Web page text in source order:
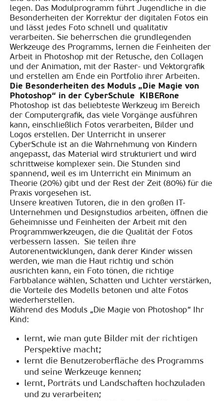
legen. Das Modulprogramm führt Jugendliche in die
Besonderheiten der Korrektur der digitalen Fotos ein
und lässt jedes Foto schnell und qualitativ
verarbeiten. Sie beherrschen die grundlegenden
Werkzeuge des Programms, lernen die Feinheiten der
Arbeit in Photoshop mit der Retusche, den Collagen
und der Animation, mit der Raster- und Vektorgrafik
und erstellen am Ende ein Portfolio ihrer Arbeiten.
Die Besonderheiten des Moduls „Die Magie von
Photoshop“ in der CyberSchule KIBERone
Photoshop ist das beliebteste Werkzeug im Bereich
der Computergrafik, das viele Vorgänge ausführen
kann, einschließlich Fotos verarbeiten, Bilder und
Logos erstellen. Der Unterricht in unserer
CyberSchule ist an die Wahrnehmung von Kindern
angepasst, das Material wird strukturiert und wird
schrittweise komplexer sein. Die Stunden sind
spannend, weil es im Unterricht ein Minimum an
Theorie (20%) gibt und der Rest der Zeit (80%) für die
Praxis vorgesehen ist.
Unsere kreativen Tutoren, die in den großen IT-
Unternehmen und Designstudios arbeiten, öffnen die
Geheimnisse und Feinheiten der Arbeit mit den
Programmwerkzeugen, die die Qualität der Fotos
verbessern lassen. Sie teilen ihre
Autorenentwicklungen, dank derer Kinder wissen
werden, wie man die Haut richtig und schön
ausrichten kann, ein Foto tönen, die richtige
Farbbalance wählen, Schatten und Lichter verstärken,
die Vorteile des Modells betonen und alte Fotos
wiederherstellen.
Während des Moduls „Die Magie von Photoshop“ Ihr
Kind:
lernt, wie man gute Bilder mit der richtigen
Perspektive macht;
lernt die Benutzeroberfläche des Programms
und seine Werkzeuge kennen;
lernt, Porträts und Landschaften hochzuladen
und zu verarbeiten;